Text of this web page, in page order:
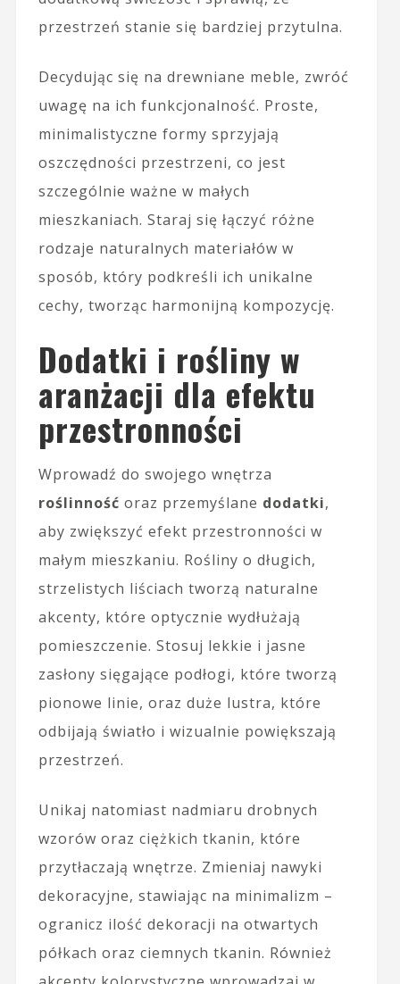
przestrzeń stanie się bardziej przytulna.
Decydując się na drewniane meble, zwróć
uwagę na ich funkcjonalność. Proste,
minimalistyczne formy sprzyjają
oszczędności przestrzeni, co jest
szczególnie ważne w małych
mieszkaniach. Staraj się łączyć różne
rodzaje naturalnych materiałów w
sposób, który podkreśli ich unikalne
cechy, tworząc harmonijną kompozycję.
Dodatki i rośliny w
aranżacji dla efektu
przestronności
Wprowadź do swojego wnętrza
roślinność oraz przemyślane dodatki,
aby zwiększyć efekt przestronności w
małym mieszkaniu. Rośliny o długich,
strzelistych liściach tworzą naturalne
akcenty, które optycznie wydłużają
pomieszczenie. Stosuj lekkie i jasne
zasłony sięgające podłogi, które tworzą
pionowe linie, oraz duże lustra, które
odbijają światło i wizualnie powiększają
przestrzeń.
Unikaj natomiast nadmiaru drobnych
wzorów oraz ciężkich tkanin, które
przytłaczają wnętrze. Zmieniaj nawyki
dekoracyjne, stawiając na minimalizm –
ogranicz ilość dekoracji na otwartych
półkach oraz ciemnych tkanin. Również